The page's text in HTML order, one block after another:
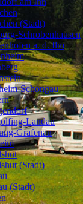
(Stadt)
Schrobenhausen
a. d. Ilm
Schongau
Landau
Grafenau
(Stadt)
(Stadt)